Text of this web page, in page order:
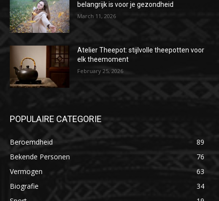
belangrijk is voor je gezondheid
March 11, 2026
Atelier Theepot: stijlvolle theepotten voor
elk theemoment
February 25, 2026
POPULAIRE CATEGORIE
Beroemdheid
89
Bekende Personen
76
Vermogen
63
Biografie
34